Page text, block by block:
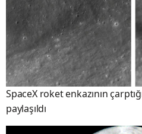
SpaceX roket enkazının
paylaşıldı